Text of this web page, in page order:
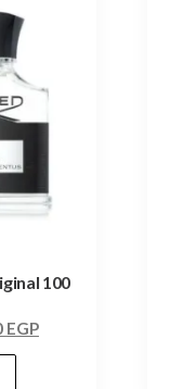
100
EGP